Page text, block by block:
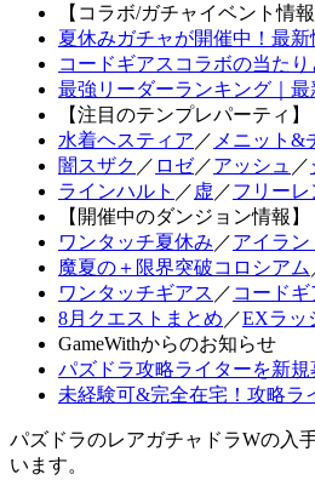
【コラボ/ガチャイベント情報
夏休みガチャが開催中！最新
コードギアスコラボの当たり
最強リーダーランキング｜最
【注目のテンプレパーティ】
水着ヘスティア ／ メニット&
闇スザク ／ ロゼ／アッシュ ／
ラインハルト ／ 虚 ／フリーレ
【開催中のダンジョン情報】
ワンタッチ夏休み ／アイラン
魔夏の＋限界突破コロシアム
ワンタッチギアス ／ コード
8月クエストまとめ ／EXラッ
GameWithからのお知らせ
パズドラ攻略ライターを新規
未経験可&完全在宅！攻略ラ
パズドラのレアガチャドラWの入
います。